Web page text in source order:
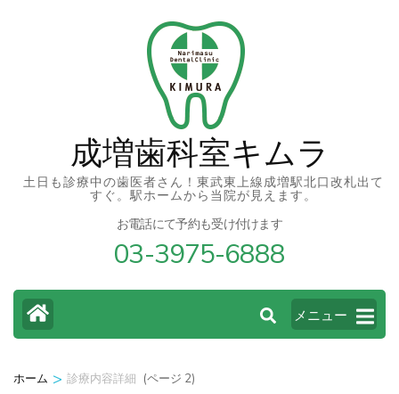
(Enter
押
す)
成増歯科室キムラ
土日も診療中の歯医者さん！東武東上線成増駅北口改札出て
すぐ。駅ホームから当院が見えます。
お電話にて予約も受け付けます
03-3975-6888
メニュー
ホーム > 診療内容詳細 (ページ 2)